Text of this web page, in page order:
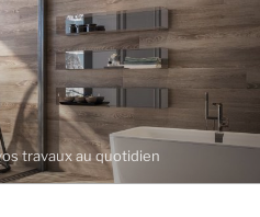
travaux au quotidien